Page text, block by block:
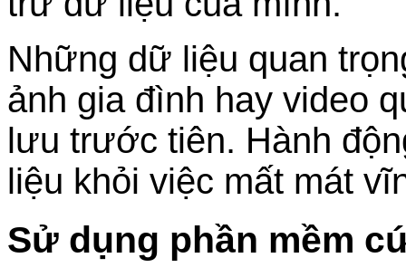
Những dữ liệu quan
ảnh gia đình hay video
lưu trước tiên. Hành
liệu khỏi việc mất mát
Sử dụng phần mềm